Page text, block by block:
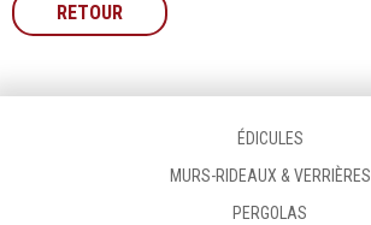
RETOUR
ÉDICULES
MURS-RIDEAUX & VERRIÈRES
PERGOLAS